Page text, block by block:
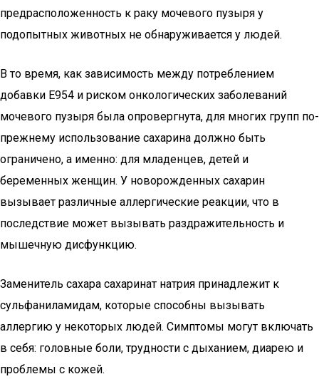
предрасположенность к раку мочевого пузыря у
подопытных животных не обнаруживается у людей.
В то время, как зависимость между потреблением
добавки Е954 и риском онкологических заболеваний
мочевого пузыря была опровергнута, для многих групп по-
прежнему использование сахарина должно быть
ограничено, а именно: для младенцев, детей и
беременных женщин. У новорожденных сахарин
вызывает различные аллергические реакции, что в
последствие может вызывать раздражительность и
мышечную дисфункцию.
Заменитель сахара сахаринат натрия принадлежит к
сульфаниламидам, которые способны вызывать
аллергию у некоторых людей. Симптомы могут включать
в себя: головные боли, трудности с дыханием, диарею и
проблемы с кожей.